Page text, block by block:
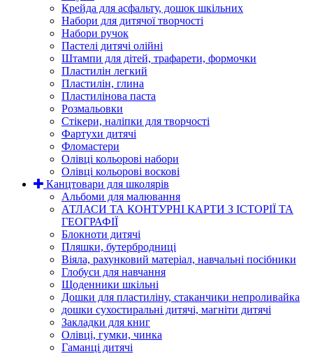
Крейда для асфальту, дошок шкільних
Набори для дитячої творчості
Набори ручок
Пастелі дитячі олійні
Штампи для дітей, трафарети, формочки
Пластилін легкий
Пластилін, глина
Пластилінова паста
Розмальовки
Стікери, наліпки для творчості
Фартухи дитячі
Фломастери
Олівці кольорові набори
Олівці кольорові воскові
Канцтовари для школярів
Альбоми для малювання
АТЛАСИ ТА КОНТУРНІ КАРТИ З ІСТОРІЇ ТА
ГЕОГРАФІЇ
Блокноти дитячі
Пляшки, бутербродниці
Віяла, рахунковий матеріал, навчальні посібники
Глобуси для навчання
Щоденники шкільні
Дошки для пластиліну, стаканчики непроливайка
дошки сухостиральні дитячі, магніти дитячі
Закладки для книг
Олівці, гумки, чинка
Гаманці дитячі